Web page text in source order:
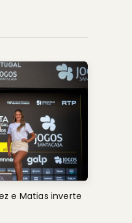
e Matias inverte